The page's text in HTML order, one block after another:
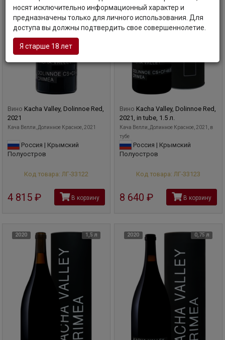
Вино Kacha Valley, Dolinnoe Red,
2021
Кача Велли, Долинное Красное, 2021
Россия | Крымский
Полуостров
Код товара: ЛГ-33122
4 815 руб В корзину
Вино Kacha Valley, Dolinnoe Red,
2021, in tube, 1.5 л.
Кача Велли, Долинное Красное, 2021, в
тубе
Россия | Крымский
Полуостров
Код товара: ЛГ-33123
8 640 руб В корзину
2020 1,5 л 2020 0,75 л
носят исключительно информационный характер и
предназначены только для личного использования. Для
доступа вы должны подтвердить свое совершеннолетие.
Я старше 18 лет